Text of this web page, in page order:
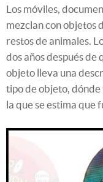
Los móviles,
mezclan con objetos
restos de animales.
dos años después de
objeto lleva una
tipo de objeto, dónde
la que se estima que